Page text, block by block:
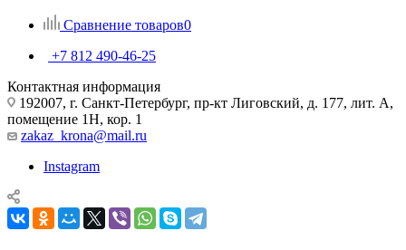
Сравнение товаров0
+7 812 490-46-25
Контактная информация
192007, г. Санкт-Петербург, пр-кт Лиговский, д. 177, лит. А,
помещение 1Н, кор. 1
zakaz_krona@mail.ru
Instagram